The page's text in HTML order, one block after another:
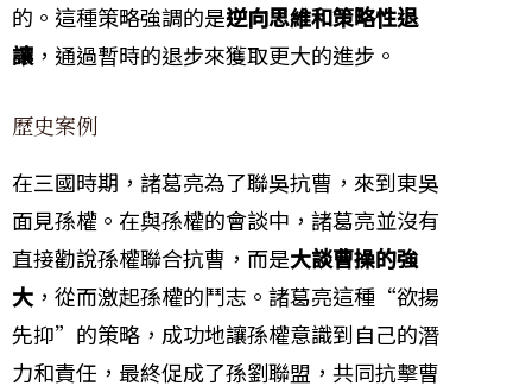
的。這種策略強調的是逆向思維和策略性退
讓 ，通過暫時的退步來獲取更大的進步。
歷史案例
在三國時期，諸葛亮為了聯吳抗曹，來到東吳
面見孫權。在與孫權的會談中，諸葛亮並沒有
直接勸說孫權聯合抗曹，而是大談曹操的強
大 ，從而激起孫權的鬥志。諸葛亮這種“欲揚
先抑”的策略，成功地讓孫權意識到自己的潛
力和責任，最終促成了孫劉聯盟，共同抗擊曹